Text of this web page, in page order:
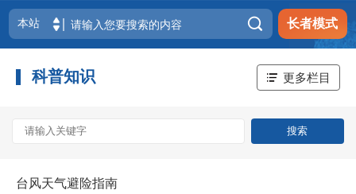
 长者模式
科普知识 更多栏目
台风天气避险指南